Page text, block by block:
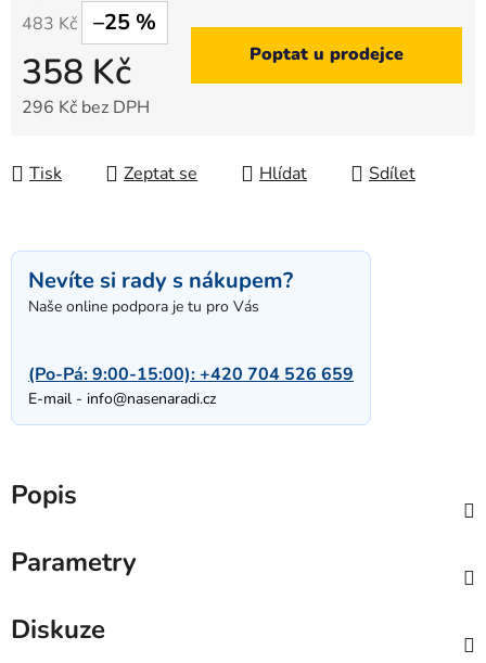
483 Kč –25 %
358 Kč
296 Kč bez DPH
Poptat u prodejce
Tisk Zeptat se Hlídat Sdílet
Nevíte si rady s nákupem?
Naše online podpora je tu pro Vás
(Po-Pá: 9:00-15:00):+420 704 526 659
E-mail - info@nasenaradi.cz
Popis
Parametry
Diskuze